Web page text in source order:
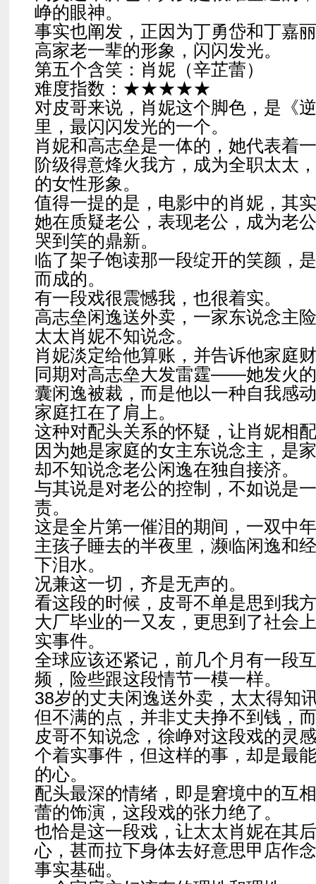
峥的眼神。
事实也阐发，正因为丁勇岱和丁嘉
高家老一辈的形象，闪闪发光。
第五个含笑：肖妮（辛芷蕾）
难度指数：★★★★★
对皮哥来说，肖妮这个脚色，是《
里，最闪闪发光的一个。
肖妮和高志垒是一体的，她代表着
阶级得意烽火我方，成为全职太太
的女性形象。
值得一提的是，电影中的肖妮，其
她在质疑老公，表现老公，成为老
哭到笑的鼎新。
临了架子饱读那一段绽开的笑颜，
而成的。
有一段戏很震憾我，也很着实。
高志垒闲逸送外卖，一家东说念主
太太肖妮不知说念。
肖妮淡定给他算账，并告诉他家庭
同期对高志垒大发雷霆——她发火
囊闲逸被裁，而是他以一种自我感
家庭扛在了肩上。
这种对配头关系的怀疑，让肖妮相
因为她是家庭的女主东说念主，是
却不知说念老公闲逸在独自接济。
与其说是对老公的控制，不如说是
责。
这是全片第一催泪的期间，一双中
主孩子睡去的半夜里，濒临闲逸和
下泪水。
况兼这一切，齐是无声的。
看这段的时候，皮哥不单是思到我
大厂毕业的一又友，更思到了社会
实事件。
全球应该还紧记，前几个月有一段
频，险些跟这段情节一模一样。
38岁的丈夫闲逸送外卖，太太得知
但不满的点，并非丈夫挣不到钱，
皮哥不知说念，徐峥对这段戏的灵
个着实事件，但这样的事，却是最
的心。
配头最深的情绪，即是窘境中的互
蕾的饰演，这段戏的张力绝了。
也恰是这一段戏，让太太肖妮在其
心，甚而拉下身体去好意思甲店作
事实基础。